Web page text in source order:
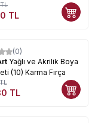
TL
(0)
Yağlı ve Akrilik Boya
(10) Karma Fırça
TL